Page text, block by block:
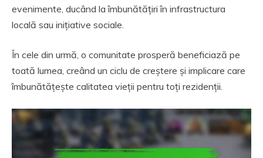
evenimente, ducând la îmbunătățiri în infrastructura
locală sau inițiative sociale.
În cele din urmă, o comunitate prosperă beneficiază pe
toată lumea, creând un ciclu de creștere și implicare care
îmbunătățește calitatea vieții pentru toți rezidenții.